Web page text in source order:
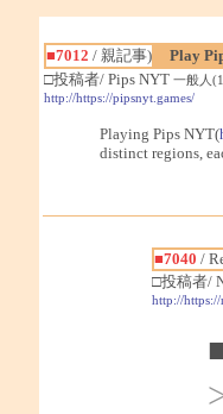
■7012 / 親記事)
Play
□投稿者/ Pips NYT 一般人
http://https://pipsnyt.games/
Playing Pips NYT(
distinct regions,
■7040 /
□投稿者/
http://